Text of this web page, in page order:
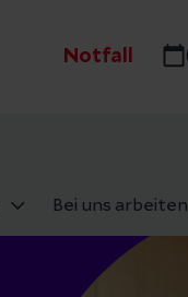
Notfall
Bei uns arbeiten